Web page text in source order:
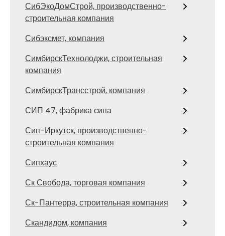
СибЭкоДомСтрой, производственно-
строительная компания
Сибэксмет, компания
СимбирскТехнолоджи, строительная
компания
СимбирскТрансстрой, компания
СИП 47, фабрика сипа
Сип-Иркутск, производственно-
строительная компания
Сипхаус
Ск Свобода, торговая компания
Ск-Пантерра, строительная компания
Скандидом, компания